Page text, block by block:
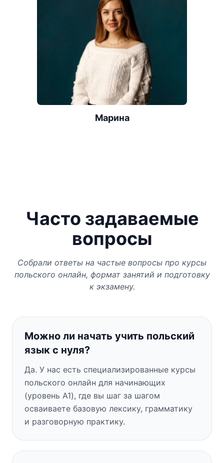
Марина
Часто задаваемые
вопросы
Собрали ответы на частые вопросы про курсы
польского онлайн, формат занятий и подготовку
к экзамену.
Можно ли начать учить польский
язык с нуля?
Да. У нас есть специализированные курсы
польского онлайн для начинающих
(уровень A1), где вы шаг за шагом
осваиваете базовую лексику, грамматику
и разговорную практику.